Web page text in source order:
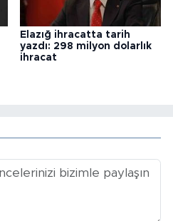
Elazığ ihracatta tarih
yazdı: 298 milyon dolarlık
ihracat